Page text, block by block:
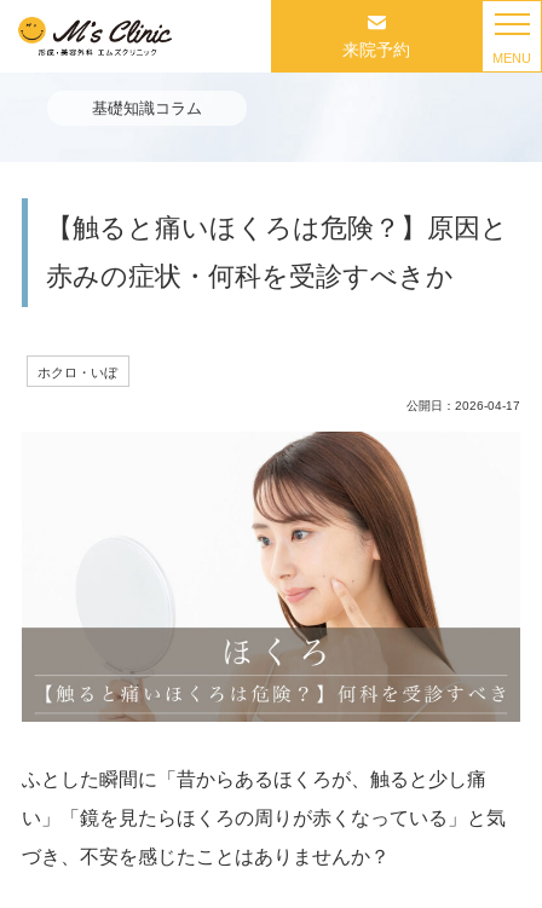
来院予約 MENU
基礎知識コラム
【触ると痛いほくろは危険？】原因と
赤みの症状・何科を受診すべきか
ホクロ・いぼ
公開日：2026-04-17
ふとした瞬間に「昔からあるほくろが、触ると少し痛
い」「鏡を見たらほくろの周りが赤くなっている」と気
づき、不安を感じたことはありませんか？